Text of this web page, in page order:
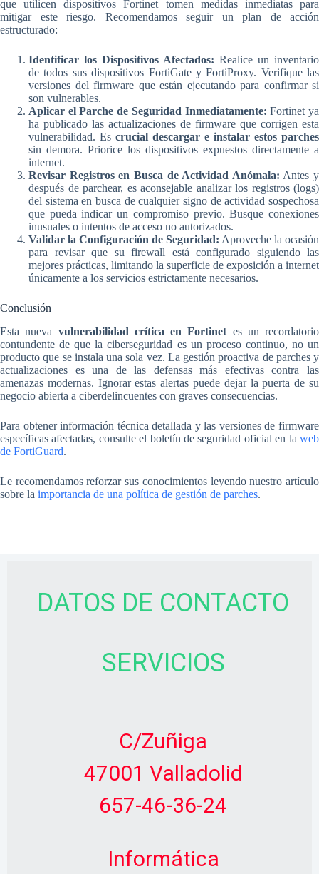
que utilicen dispositivos Fortinet tomen medidas inmediatas para
mitigar este riesgo. Recomendamos seguir un plan de acción
estructurado:
Identificar los Dispositivos Afectados: Realice un inventario
de todos sus dispositivos FortiGate y FortiProxy. Verifique las
versiones del firmware que están ejecutando para confirmar si
son vulnerables.
Aplicar el Parche de Seguridad Inmediatamente: Fortinet ya
ha publicado las actualizaciones de firmware que corrigen esta
vulnerabilidad. Es crucial descargar e instalar estos parches
sin demora. Priorice los dispositivos expuestos directamente a
internet.
Revisar Registros en Busca de Actividad Anómala: Antes y
después de parchear, es aconsejable analizar los registros (logs)
del sistema en busca de cualquier signo de actividad sospechosa
que pueda indicar un compromiso previo. Busque conexiones
inusuales o intentos de acceso no autorizados.
Validar la Configuración de Seguridad: Aproveche la ocasión
para revisar que su firewall está configurado siguiendo las
mejores prácticas, limitando la superficie de exposición a internet
únicamente a los servicios estrictamente necesarios.
Conclusión
Esta nueva vulnerabilidad crítica en Fortinet es un recordatorio
contundente de que la ciberseguridad es un proceso continuo, no un
producto que se instala una sola vez. La gestión proactiva de parches y
actualizaciones es una de las defensas más efectivas contra las
amenazas modernas. Ignorar estas alertas puede dejar la puerta de su
negocio abierta a ciberdelincuentes con graves consecuencias.
Para obtener información técnica detallada y las versiones de firmware
específicas afectadas, consulte el boletín de seguridad oficial en la web
de FortiGuard.
Le recomendamos reforzar sus conocimientos leyendo nuestro artículo
sobre la importancia de una política de gestión de parches.
DATOS DE CONTACTO
SERVICIOS
C/Zuñiga
47001 Valladolid
657-46-36-24
Informática